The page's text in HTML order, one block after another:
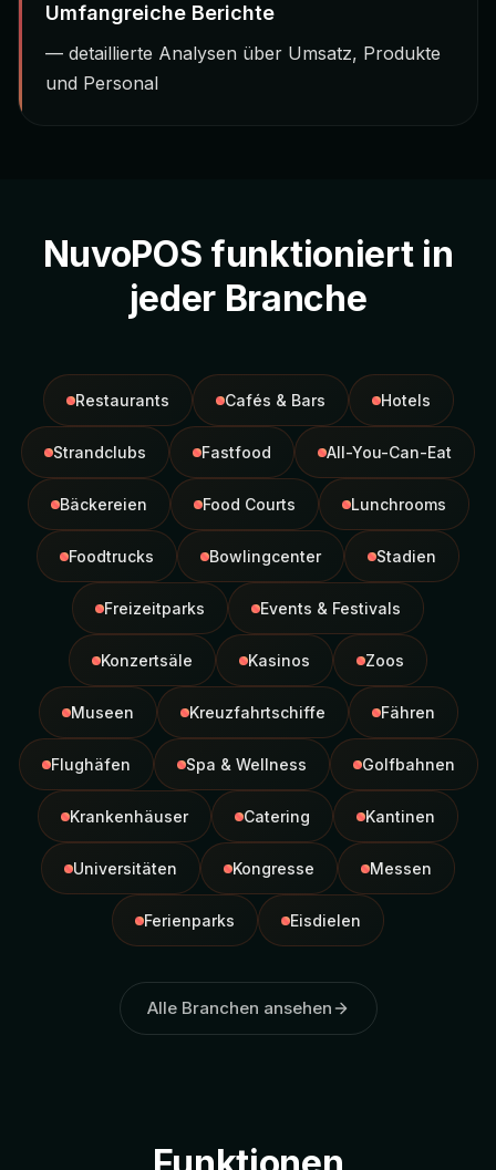
Umfangreiche Berichte
— detaillierte Analysen über Umsatz, Produkte
und Personal
NuvoPOS funktioniert in
jeder Branche
Restaurants Cafés & Bars Hotels
Strandclubs Fastfood All-You-Can-Eat
Bäckereien Food Courts Lunchrooms
Foodtrucks Bowlingcenter Stadien
Freizeitparks Events & Festivals
Konzertsäle Kasinos Zoos
Museen Kreuzfahrtschiffe Fähren
Flughäfen Spa & Wellness Golfbahnen
Krankenhäuser Catering Kantinen
Universitäten Kongresse Messen
Ferienparks Eisdielen
Alle Branchen ansehen